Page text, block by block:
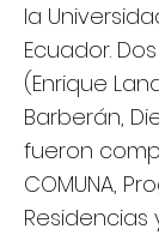
la
Ecuador.
(Enrique
Barberán,
fueron
COMUNA,
Residencias